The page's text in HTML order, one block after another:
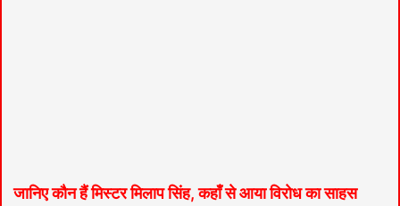
जानिए कौन हैं मिस्टर मिलाप सिंह, कहाँ से आया विरोध का साहस